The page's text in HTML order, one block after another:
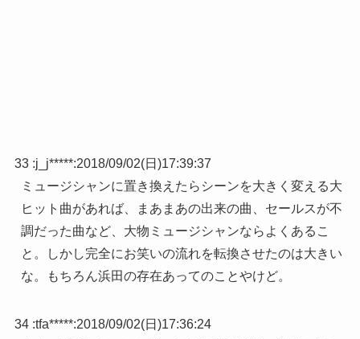
33 :j_j*****:2018/09/02(日)17:39:37
ミュージシャンに置き換えたらシーンを大きく変える大
ヒット曲があれば、まあまあの出来の曲、セールスが不
調だった曲など、大物ミュージシャンならよくあるこ
と。しかし完全にお笑いの流れを転換させたのは大きい
な。もちろん浜田の存在あってのことやけど。
34 :tfa*****:2018/09/02(日)17:36:24